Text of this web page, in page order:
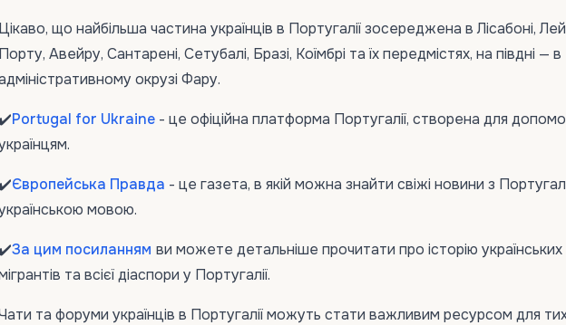
Цікаво, що найбільша частина українців в Португалії зосереджена в Лісабоні,
Порту, Авейру, Сантарені, Сетубалі, Бразі, Коїмбрі та їх передмістях, на півдні — в
окрузі Фару.
Portugal for Ukraine - це офіційна платформа Португалії, створена для
Європейська Правда - це газета, в якій можна знайти свіжі новини з
мовою.
За цим посиланням ви можете детальніше прочитати про історію українських
та всієї діаспори у Португалії.
та форуми українців в Португалії можуть стати важливим ресурсом для